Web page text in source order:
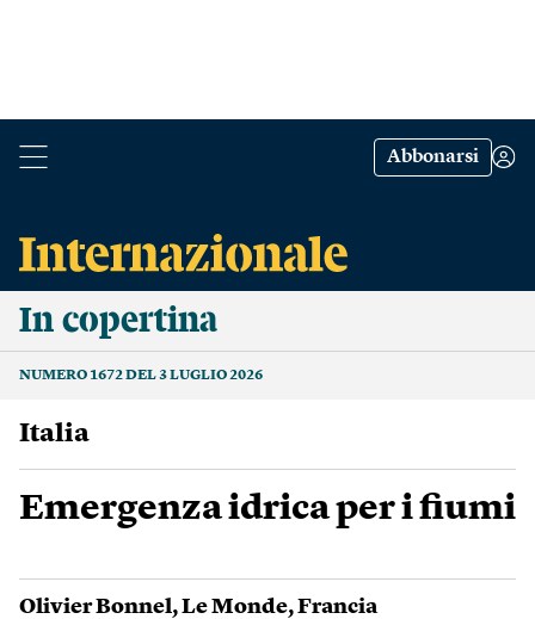
Abbonarsi
In copertina
NUMERO 1672 DEL 3 LUGLIO 2026
Italia
Emergenza idrica per i fiumi
Olivier Bonnel,Le Monde,Francia